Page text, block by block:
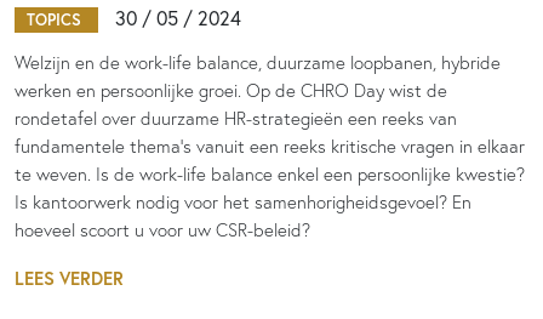
TOPICS 30 / 05 / 2024
Welzijn en de work-life balance, duurzame loopbanen, hybride
werken en persoonlijke groei. Op de CHRO Day wist de
rondetafel over duurzame HR-strategieën een reeks van
fundamentele thema’s vanuit een reeks kritische vragen in elkaar
te weven. Is de work-life balance enkel een persoonlijke kwestie?
Is kantoorwerk nodig voor het samenhorigheidsgevoel? En
hoeveel scoort u voor uw CSR-beleid?
LEES VERDER